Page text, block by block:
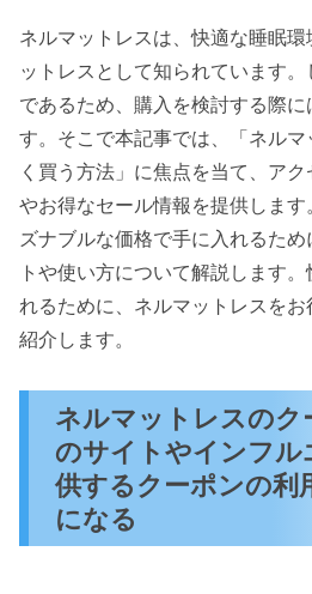
ネルマットレスは、快適な睡眠
ットレスとして知られています
であるため、購入を検討する際
す。そこで本記事では、「ネル
く買う方法」に焦点を当て、ア
やお得なセール情報を提供しま
ズナブルな価格で手に入れるた
トや使い方について解説します
れるために、ネルマットレスを
紹介します。
ネルマットレスのク
のサイトやインフル
供するクーポンの利
になる